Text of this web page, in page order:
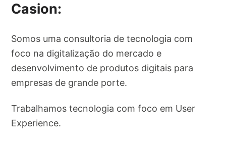
Casion:
Somos uma consultoria de tecnologia com
foco na digitalização do mercado e
desenvolvimento de produtos digitais para
empresas de grande porte.
Trabalhamos tecnologia com foco em User
Experience.